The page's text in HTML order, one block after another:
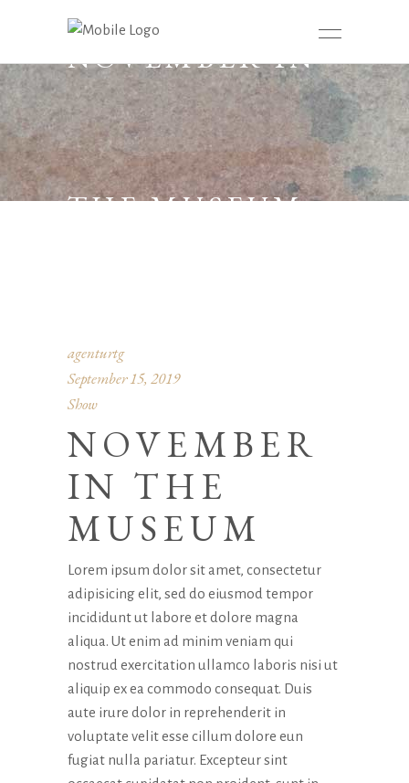
NOVEMBER IN
THE MUSEUM
agenturtg
September 15, 2019
Show
NOVEMBER
IN THE
MUSEUM
Lorem ipsum dolor sit amet, consectetur
adipisicing elit, sed do eiusmod tempor
incididunt ut labore et dolore magna
aliqua. Ut enim ad minim veniam qui
nostrud exercitation ullamco laboris nisi ut
aliquip ex ea commodo consequat. Duis
aute irure dolor in reprehenderit in
voluptate velit esse cillum dolore eun
fugiat nulla pariatur. Excepteur sint